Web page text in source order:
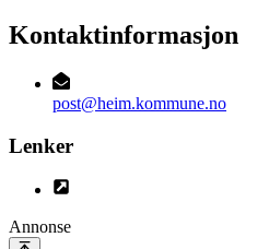
Kontaktinformasjon
post@heim.kommune.no
Lenker
Annonse